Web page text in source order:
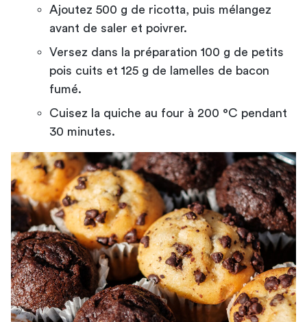
Ajoutez 500 g de ricotta, puis mélangez
avant de saler et poivrer.
Versez dans la préparation 100 g de petits
pois cuits et 125 g de lamelles de bacon
fumé.
Cuisez la quiche au four à 200 °C pendant
30 minutes.